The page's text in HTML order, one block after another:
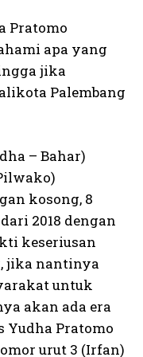
Pratomo
apa yang
jika
Palembang
– Bahar)
kosong, 8
2018 dengan
keseriusan
jika nantinya
untuk
akan ada era
Yudha Pratomo
urut 3 (Irfan)